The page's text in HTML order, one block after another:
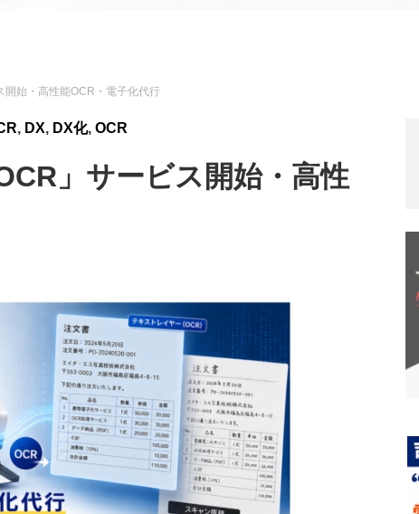
開始・高性能OCR・電子化代行
, DX, DX化, OCR
」サービス開始・高性